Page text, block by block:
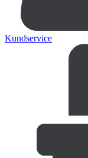
Kundservice